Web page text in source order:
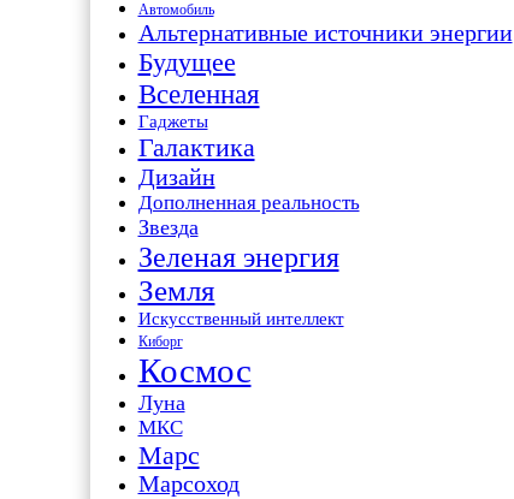
Автомобиль
Альтернативные источники энергии
Будущее
Вселенная
Гаджеты
Галактика
Дизайн
Дополненная реальность
Звезда
Зеленая энергия
Земля
Искусственный интеллект
Киборг
Космос
Луна
МКС
Марс
Марсоход